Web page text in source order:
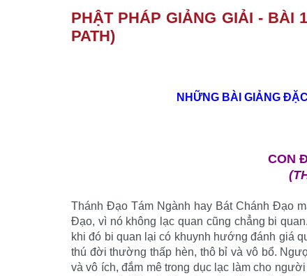
PHẬT PHÁP GIẢNG GIẢI - BÀI
PATH)
NHỮNG BÀI GIẢNG
CON
Thánh Ðạo Tám Ngành hay Bát Chánh Ðạo
Ðạo, vì nó không lạc quan cũng chẳng bi
khi đó bi quan lại có khuynh hướng đánh giá
thú đời thường thấp hèn, thô bỉ và vô bổ.
và vô ích, đắm mê trong dục lạc làm cho